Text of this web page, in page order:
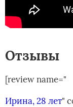
Отзывы
[review name="
Ирина, 28 лет"